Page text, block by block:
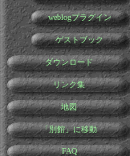
weblogプラグイン
ゲストブック
ダウンロード
リンク集
地図
「別館」に移動
FAQ